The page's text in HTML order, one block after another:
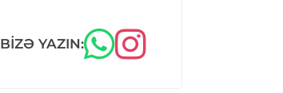
BIZƏ YAZIN: